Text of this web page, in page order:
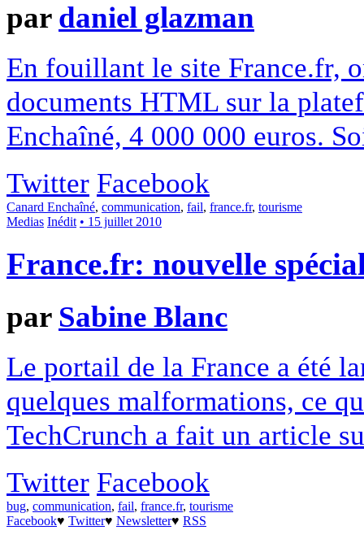
par daniel glazman
En fouillant le site France.fr,
documents HTML sur la
Enchaîné, 4 000 000 euros.
Twitter Facebook
Canard Enchaîné, communication, fail, france.fr, tourisme
Medias Inédit • 15 juillet 2010
France.fr: nouvelle
par Sabine Blanc
Le portail de la France a été
quelques malformations, ce
TechCrunch a fait un article
Twitter Facebook
bug, communication, fail, france.fr, tourisme
Facebook♥ Twitter♥ Newsletter♥ RSS